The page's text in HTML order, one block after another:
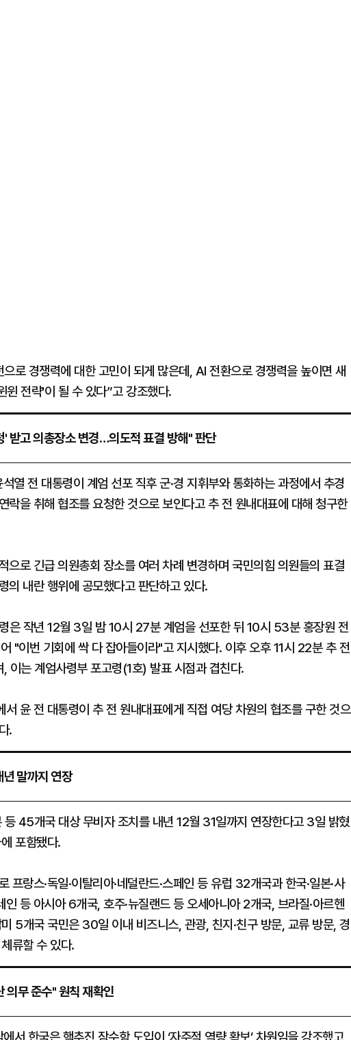
로 경쟁력에 대한 고민이 되게 많은데, AI 전환으로 경쟁력을 높이면 새
윈 전략'이 될 수 있다”고 강조했다.
받고 의총장소 변경…의도적 표결 방해" 판단
열 전 대통령이 계엄 선포 직후 군·경 지휘부와 통화하는 과정에서 추경
락을 취해 협조를 요청한 것으로 보인다고 추 전 원내대표에 대해 청구한
으로 긴급 의원총회 장소를 여러 차례 변경하며 국민의힘 의원들의 표결
의 내란 행위에 공모했다고 판단하고 있다.
은 작년 12월 3일 밤 10시 27분 계엄을 선포한 뒤 10시 53분 홍장원 전
"이번 기회에 싹 다 잡아들이라"고 지시했다. 이후 오후 11시 22분 추 전
이는 계엄사령부 포고령(1호) 발표 시점과 겹친다.
윤 전 대통령이 추 전 원내대표에게 직접 여당 차원의 협조를 구한 것으
.
년 말까지 연장
등 45개국 대상 무비자 조치를 내년 12월 31일까지 연장한다고 3일 밝혔
포함됐다.
프랑스·독일·이탈리아·네덜란드·스페인 등 유럽 32개국과 한국·일본·사
인 등 아시아 6개국, 호주·뉴질랜드 등 오세아니아 2개국, 브라질·아르헨
미 5개국 국민은 30일 이내 비즈니스, 관광, 친지·친구 방문, 교류 방문, 경
류할 수 있다.
의무 준수" 원칙 재확인